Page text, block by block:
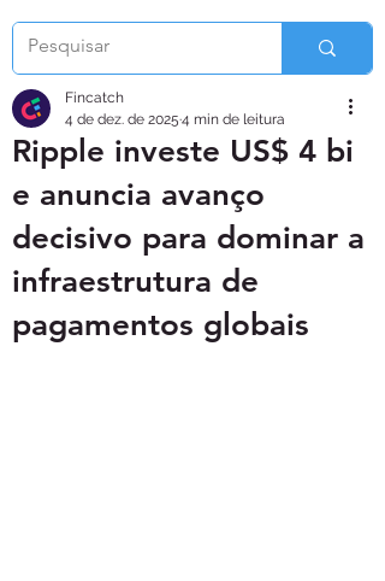
Ripple investe US$ 4 bi
e anuncia avanço
decisivo para dominar a
infraestrutura de
pagamentos globais
Fincatch
4 de dez. de 2025 4 min de leitura